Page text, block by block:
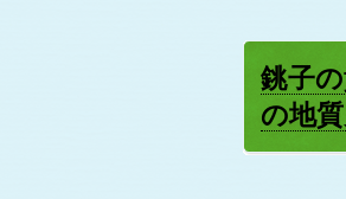
銚子
の地